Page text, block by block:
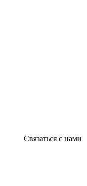
Связаться с нами